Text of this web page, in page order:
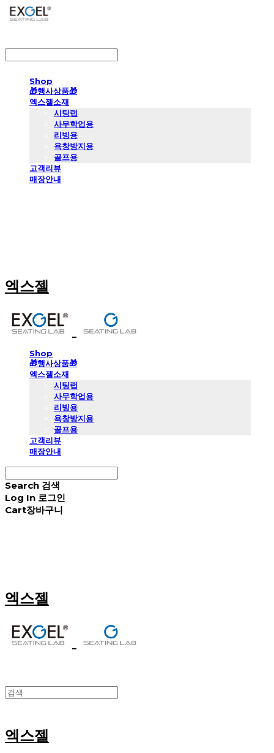
Shop
🎁행사상품🎁
엑스젤소재
시팅랩
사무학업용
리빙용
욕창방지용
골프용
고객리뷰
매장안내
엑스젤
Shop
🎁행사상품🎁
엑스젤소재
시팅랩
사무학업용
리빙용
욕창방지용
골프용
고객리뷰
매장안내
Search 검색
Log In 로그인
Cart장바구니
엑스젤
엑스젤